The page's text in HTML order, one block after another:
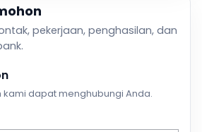
pekerjaan, penghasilan, dan
dapat menghubungi Anda.